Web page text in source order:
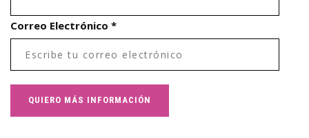
Correo Electrónico *